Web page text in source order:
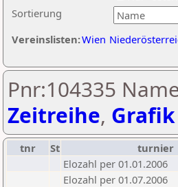
Sortierung
Vereinslisten:Wien
Pnr:104335
Zeitreihe,
tnr St turnier
Elozahl per 01.01.2006
Elozahl per 01.07.2006